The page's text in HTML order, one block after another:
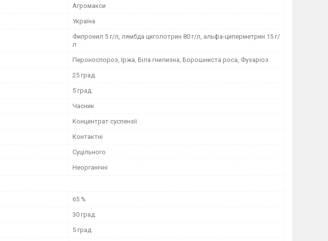
Агромакси
Україна
Фипронил 5 г/л, лямбда циголотрин 80 г/л, альфа-циперметрин 15 г/
л
Пероноспороз, Іржа, Біла гнилизна, Борошниста роса, Фузаріоз
25 град.
5 град.
Часник
Концентрат суспензії
Контактні
Суцільного
Неорганічні
65 %
30 град.
5 град.